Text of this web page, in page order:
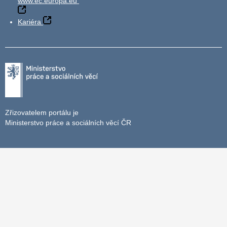
Kariéra
Zřizovatelem portálu je
Ministerstvo práce a sociálních věcí ČR